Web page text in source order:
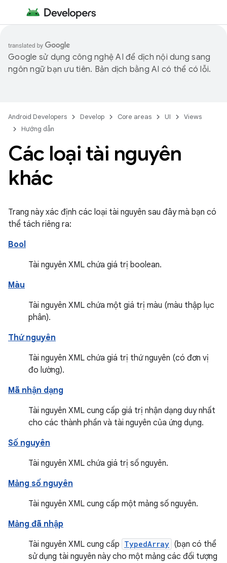
Google sử dụng công nghệ AI để dịch nội dung sang
ngôn ngữ bạn ưu tiên. Bản dịch bằng AI có thể có lỗi.
Android Developers Develop Core areas UI
Views
Hướng dẫn
Các loại tài nguyên
khác
Trang này xác định các loại tài nguyên sau đây mà bạn có
thể tách riêng ra:
Bool
Tài nguyên XML chứa giá trị boolean.
Màu
Tài nguyên XML chứa một giá trị màu (màu thập lục
phân).
Thứ nguyên
Tài nguyên XML chứa giá trị thứ nguyên (có đơn vị
đo lường).
Mã nhận dạng
Tài nguyên XML cung cấp giá trị nhận dạng duy nhất
cho các thành phần và tài nguyên của ứng dụng.
Số nguyên
Tài nguyên XML chứa giá trị số nguyên.
Mảng số nguyên
Tài nguyên XML cung cấp một mảng số nguyên.
Mảng đã nhập
Tài nguyên XML cung cấp TypedArray (bạn có thể
sử dụng tài nguyên này cho một mảng các đối tượng